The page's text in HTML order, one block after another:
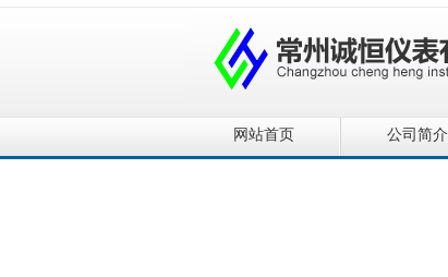
网站首页 公司简介